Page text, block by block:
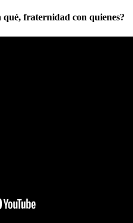
fraternidad con quienes?